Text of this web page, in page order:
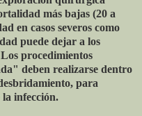
más bajas (20 a
en casos severos como
puede dejar a los
procedimientos
deben realizarse dentro
para
infección.